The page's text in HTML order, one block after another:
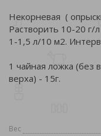
Некорневая (
Растворить 10-20 г/
1-1,5 л/10 м2.
1 чайная ложка (без
верха) - 15г.
Вес